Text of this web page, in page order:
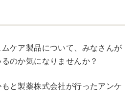
ケア製品について、みなさんが
のか気になりませんか？
と製薬株式会社が行ったアンケ